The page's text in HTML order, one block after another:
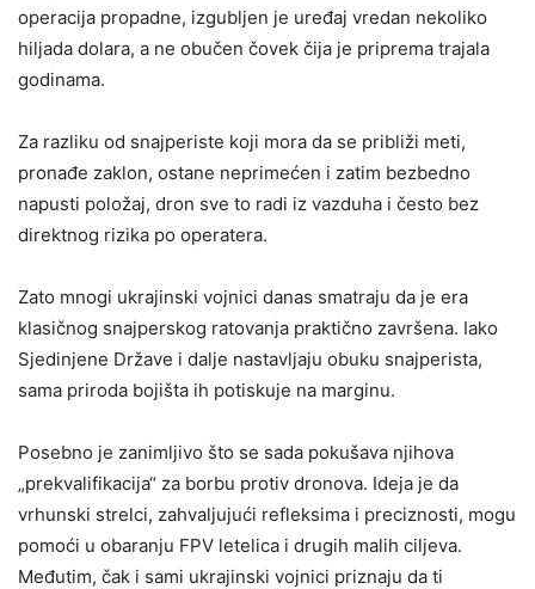
operacija propadne, izgubljen je uređaj vredan nekoliko
hiljada dolara, a ne obučen čovek čija je priprema trajala
godinama.
Za razliku od snajperiste koji mora da se približi meti,
pronađe zaklon, ostane neprimećen i zatim bezbedno
napusti položaj, dron sve to radi iz vazduha i često bez
direktnog rizika po operatera.
Zato mnogi ukrajinski vojnici danas smatraju da je era
klasičnog snajperskog ratovanja praktično završena. Iako
Sjedinjene Države i dalje nastavljaju obuku snajperista,
sama priroda bojišta ih potiskuje na marginu.
Posebno je zanimljivo što se sada pokušava njihova
„prekvalifikacija“ za borbu protiv dronova. Ideja je da
vrhunski strelci, zahvaljujući refleksima i preciznosti, mogu
pomoći u obaranju FPV letelica i drugih malih ciljeva.
Međutim, čak i sami ukrajinski vojnici priznaju da ti